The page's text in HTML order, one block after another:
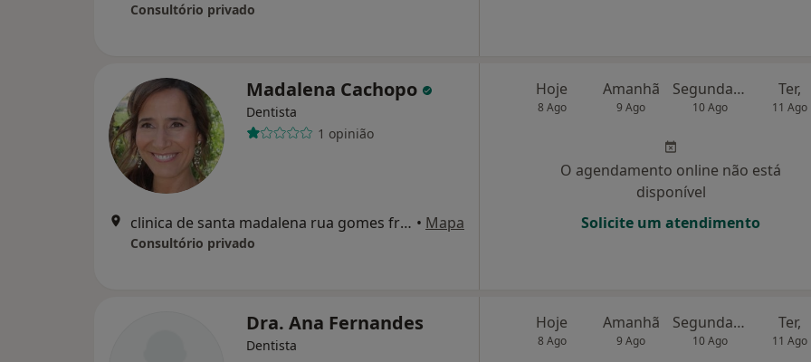
Consultório privado
Madalena Cachopo
Dentista
1 opinião
clinica de santa madalena rua gomes freire,183 loja e 1 acordos varios incluindo ADSE, Lisboa • Mapa
Consultório privado
Hoje
8 Ago
Amanhã
9 Ago
Segunda-feira
10 Ago
Ter,
11 Ago
O agendamento online não está
disponível
Solicite um atendimento
Dra. Ana Fernandes
Dentista
Hoje
8 Ago
Amanhã
9 Ago
Segunda-feira
10 Ago
Ter,
11 Ago